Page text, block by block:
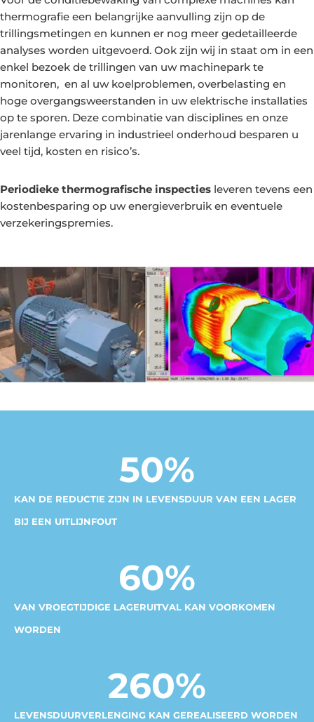
thermografie een belangrijke aanvulling zijn op de
trillingsmetingen en kunnen er nog meer gedetailleerde
analyses worden uitgevoerd. Ook zijn wij in staat om in een
enkel bezoek de trillingen van uw machinepark te
monitoren, en al uw koelproblemen, overbelasting en
hoge overgangsweerstanden in uw elektrische installaties
op te sporen. Deze combinatie van disciplines en onze
jarenlange ervaring in industrieel onderhoud besparen u
veel tijd, kosten en risico’s.
Periodieke thermografische inspecties leveren tevens een
kostenbesparing op uw energieverbruik en eventuele
verzekeringspremies.
KAN DE REDUCTIE ZIJN IN LEVENSDUUR VAN EEN LAGER
BIJ EEN UITLIJNFOUT
50%
VAN VROEGTIJDIGE LAGERUITVAL KAN VOORKOMEN
WORDEN
60%
LEVENSDUURVERLENGING KAN GEREALISEERD WORDEN
260%